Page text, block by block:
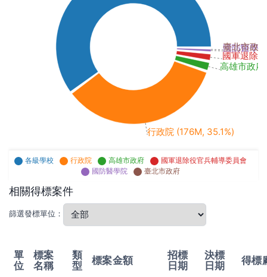
行政院 (176M, 35.1%)
高雄市政府
國軍退除
國防醫學
臺北市政
各級學校 行政院 高雄市政府
國軍退除役官兵輔導委員會
國防醫學院
臺北市政府
相關得標案件
篩選發標單位：
單
位
標案
名稱
類
型
標案金額
招標
日期
決標
日期
得標